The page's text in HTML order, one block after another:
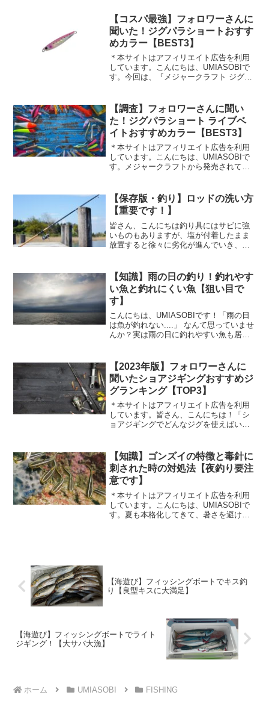
【コスパ最強】フォロワーさんに
聞いた！ジグパラショートおすす
めカラー【BEST3】
＊本サイトはアフィリエイト広告を利用
しています。こんにちは、UMIASOBIで
す。今回は、『メジャークラフト ジグパ
施！ランキング形式で紹介します。コス
パ最強ジグの人...
【調査】フォロワーさんに聞い
た！ジグパラショート ライブベ
イトおすすめカラー【BEST3】
＊本サイトはアフィリエイト広告を利用
しています。こんにちは、UMIASOBIで
す。メジャークラフトから発売されてい
た塗装をしたカラーとなっており。釣果
も良いと話題になっ...
【保存版・釣り】ロッドの洗い方
【重要です！】
皆さん、こんにちは釣り具にはサビに強
いものもありますが、塩が付着したまま
放置すると徐々に劣化が進んでいき、大
テナンスが一番重要 です。今回は、釣行
後の ロッドの洗い方...
【知識】雨の日の釣り！釣れやす
い魚と釣れにくい魚【狙い目で
す】
こんにちは、UMIASOBIです！「雨の日
は魚が釣れない....」 なんて思っていませ
んか？実は雨の日に釣れやすい魚も居る
くと釣果がアップするかも！？今回は、
雨の日に釣...
【2023年版】フォロワーさんに
聞いたショアジギングおすすめジ
グランキング【TOP3】
＊本サイトはアフィリエイト広告を利用
しています。皆さん、こんにちは！「シ
ョアジギングでどんなジグを使えばいい
ングおすすめジグランキングということ
でSNSでフォロ...
【知識】ゴンズイの特徴と毒針に
刺された時の対処法【夜釣り要注
意です】
＊本サイトはアフィリエイト広告を利用
しています。こんにちは、UMIASOBIで
す。夏も本格化してきて、暑さを避ける
【海遊び】フィッシングボートでキス釣
り【良型キスに大満足】
【海遊び】フィッシングボートでライト
ジギング！【大サバ大漁】
ホーム UMIASOBI FISHING